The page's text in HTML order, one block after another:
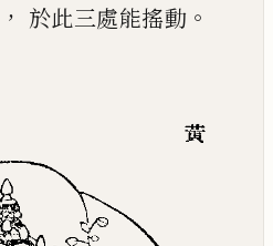
， 於此三處能搖動 。